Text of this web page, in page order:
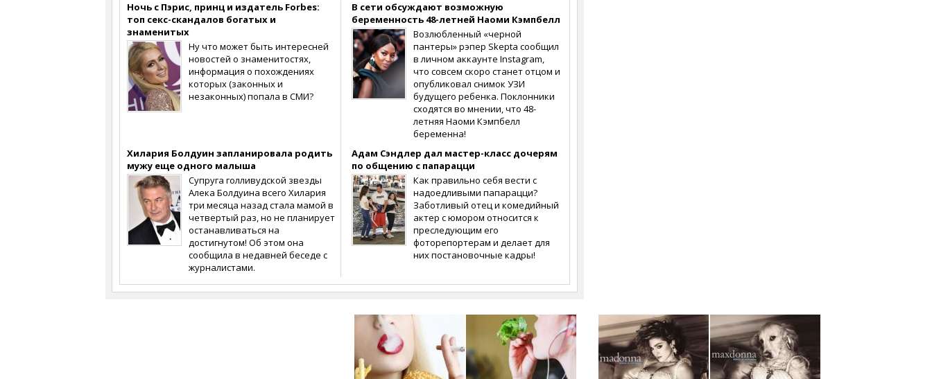
Ночь с Пэрис, принц и издатель Forbes:
топ секс-скандалов богатых и
знаменитых
Ну что может быть интересней
новостей о знаменитостях,
информация о похождениях
которых (законных и
незаконных) попала в СМИ?
В сети обсуждают возможную
беременность 48-летней Наоми Кэмпбелл
Возлюбленный «черной
пантеры» рэпер Skepta сообщил
в личном аккаунте Instagram,
что совсем скоро станет отцом и
опубликовал снимок УЗИ
будущего ребенка. Поклонники
сходятся во мнении, что 48-
летняя Наоми Кэмпбелл
беременна!
Хилария Болдуин запланировала родить
мужу еще одного малыша
Супруга голливудской звезды
Алека Болдуина всего Хилария
три месяца назад стала мамой в
четвертый раз, но не планирует
останавливаться на
достигнутом! Об этом она
сообщила в недавней беседе с
журналистами.
Адам Сэндлер дал мастер-класс дочерям
по общению с папарацци
Как правильно себя вести с
надоедливыми папарацци?
Заботливый отец и комедийный
актер с юмором относится к
преследующим его
фоторепортерам и делает для
них постановочные кадры!